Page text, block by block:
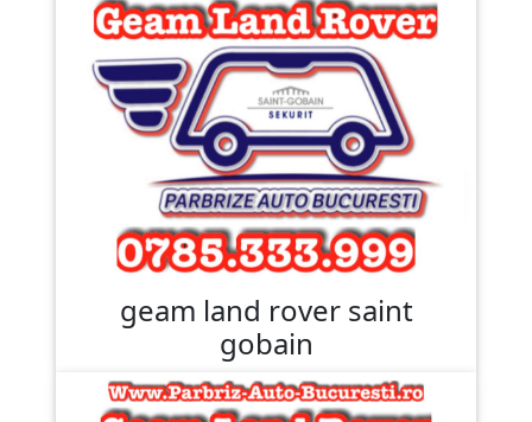
geam land rover saint
gobain